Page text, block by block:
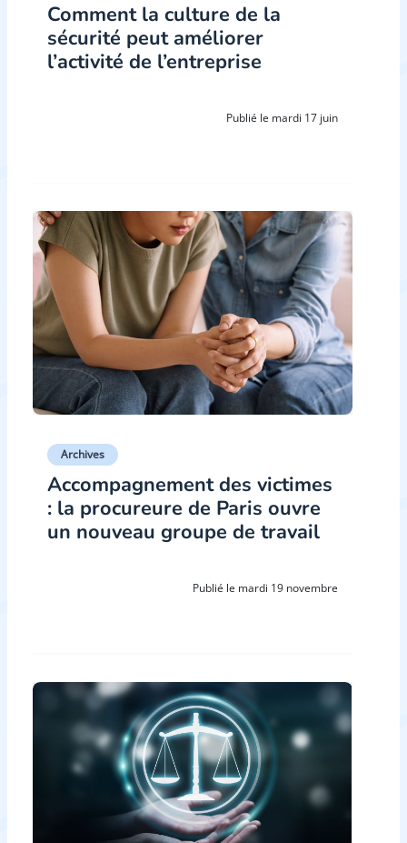
Comment la culture de la
sécurité peut améliorer
l’activité de l’entreprise
Publié le mardi 17 juin
Archives
Accompagnement des victimes
: la procureure de Paris ouvre
un nouveau groupe de travail
Publié le mardi 19 novembre